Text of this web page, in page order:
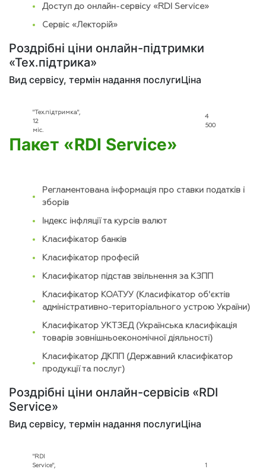
Доступ до онлайн-сервісу «RDI Service»
Сервіс «Лекторій»
Роздрібні ціни онлайн-підтримки
«Тех.підтрика»
Вид сервісу, термін надання послугиЦіна
"Тех.підтримка",
12
міс.
4
500
Пакет «RDI Service»
Регламентована інформація про ставки податків і
зборів
Індекс інфляції та курсів валют
Класифікатор банків
Класифікатор професій
Класифікатор підстав звільнення за КЗПП
Класифікатор КОАТУУ (Класифікатор об'єктів
адміністративно-територіального устрою України)
Класифікатор УКТЗЕД (Українська класифікація
товарів зовнішньоекономічної діяльності)
Класифікатор ДКПП (Державний класифікатор
продукції та послуг)
Роздрібні ціни онлайн-сервісів «RDI
Service»
Вид сервісу, термін надання послугиЦіна
"RDI
Service",
1